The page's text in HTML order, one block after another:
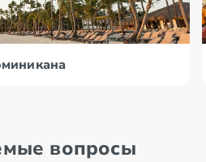
вопросы